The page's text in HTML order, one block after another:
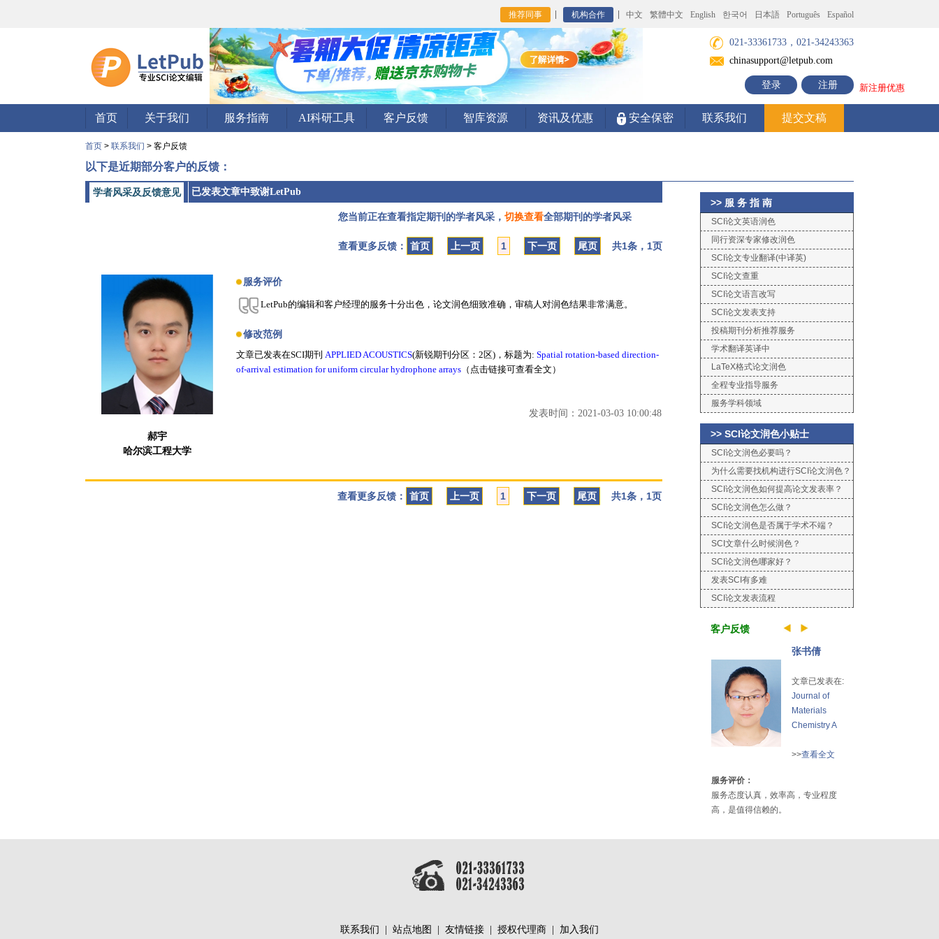
推荐同事 机构合作 中文 繁體中文 English 한국어 日本語 Português Español
021-33361733，021-34243363
chinasupport@letpub.com
登录 注册 新注册优惠
首页 关于我们 服务指南 AI科研工具 客户反馈 智库资源 资讯及优惠 安全保密 联系我们 提交文稿
首页 > 联系我们 > 客户反馈
以下是近期部分客户的反馈：
学者风采及反馈意见 已发表文章中致谢LetPub
您当前正在查看指定期刊的学者风采， 切换查看全部期刊的学者风采
查看更多反馈： 首页 上一页 1 下一页 尾页 共1条，1页
郝宇
哈尔滨工程大学
服务评价
LetPub的编辑和客户经理的服务十分出色，论文润色细致准确，审稿人对润色结果非常满意。
修改范例
文章已发表在SCI期刊 APPLIED ACOUSTICS(新锐期刊分区：2区)，标题为: Spatial rotation-based direction-
of-arrival estimation for uniform circular hydrophone arrays （点击链接可查看全文）
发表时间：2021-03-03 10:00:48
查看更多反馈： 首页 上一页 1 下一页 尾页 共1条，1页
>> 服 务 指 南
SCI论文英语润色
同行资深专家修改润色
SCI论文专业翻译(中译英)
SCI论文查重
SCI论文语言改写
SCI论文发表支持
投稿期刊分析推荐服务
学术翻译英译中
LaTeX格式论文润色
全程专业指导服务
服务学科领域
>> SCI论文润色小贴士
SCI论文润色必要吗？
为什么需要找机构进行SCI论文润色？
SCI论文润色如何提高论文发表率？
SCI论文润色怎么做？
SCI论文润色是否属于学术不端？
SCI文章什么时候润色？
SCI论文润色哪家好？
发表SCI有多难
SCI论文发表流程
客户反馈
张书倩
文章已发表在:
Journal of
Materials
Chemistry A
>>查看全文
服务评价：
服务态度认真，效率高，专业程度
高，是值得信赖的。
联系我们 站点地图 友情链接 授权代理商 加入我们